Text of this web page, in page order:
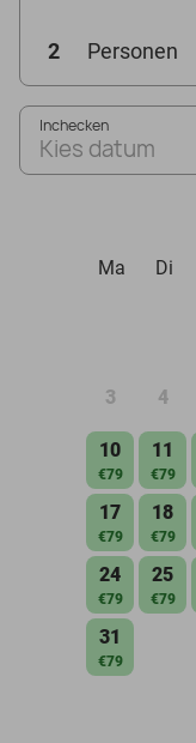
2 Personen
Inchecken
Kies datum
Ma
Di
3 4
10
€79
11
€79
17
€79
18
€79
24
€79
25
€79
31
€79